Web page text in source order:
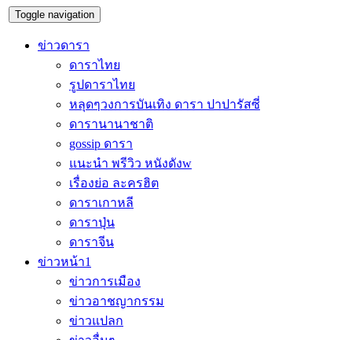
Toggle navigation
ข่าวดารา
ดาราไทย
รูปดาราไทย
หลุดๆวงการบันเทิง ดารา ปาปารัสซี่
ดารานานาชาติ
gossip ดารา
แนะนำ พรีวิว หนังดังw
เรื่องย่อ ละครฮิต
ดาราเกาหลี
ดาราปุ่น
ดาราจีน
ข่าวหน้า1
ข่าวการเมือง
ข่าวอาชญากรรม
ข่าวแปลก